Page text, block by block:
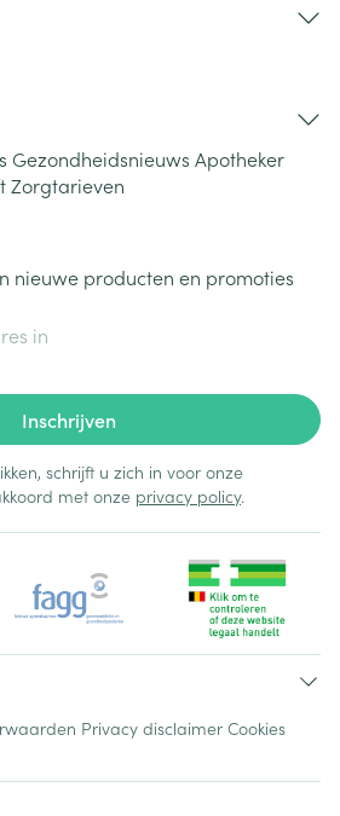
Gezondheidsnieuws Apotheker
Zorgtarieven
nieuwe producten en promoties
Inschrijven
schrijft u zich in voor onze
met onze privacy policy.
Privacy disclaimer Cookies